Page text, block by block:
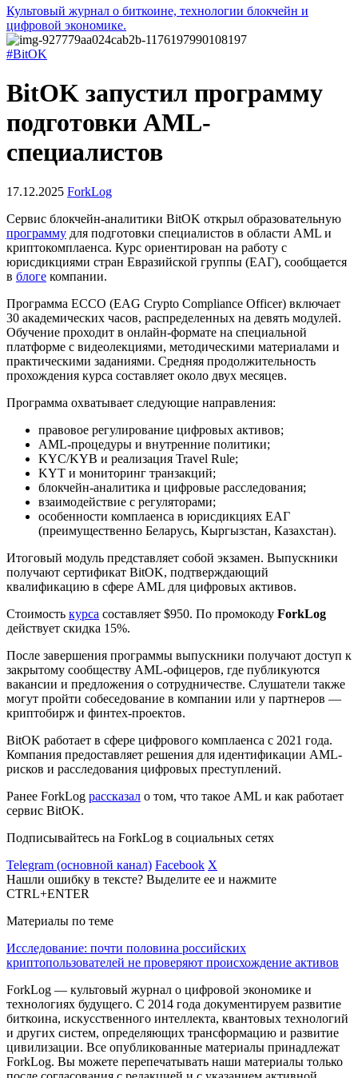
Культовый журнал о биткоине, технологии блокчейн и
цифровой экономике.
#BitOK
BitOK запустил программу
подготовки AML-
специалистов
17.12.2025 ForkLog
Сервис блокчейн-аналитики BitOK открыл образовательную
программу для подготовки специалистов в области AML и
криптокомплаенса. Курс ориентирован на работу с
юрисдикциями стран Евразийской группы (ЕАГ), сообщается
в блоге компании.
Программа ECCO (EAG Crypto Compliance Officer) включает
30 академических часов, распределенных на девять модулей.
Обучение проходит в онлайн-формате на специальной
платформе с видеолекциями, методическими материалами и
практическими заданиями. Средняя продолжительность
прохождения курса составляет около двух месяцев.
Программа охватывает следующие направления:
правовое регулирование цифровых активов;
AML-процедуры и внутренние политики;
KYC/KYB и реализация Travel Rule;
KYT и мониторинг транзакций;
блокчейн-аналитика и цифровые расследования;
взаимодействие с регуляторами;
особенности комплаенса в юрисдикциях ЕАГ
(преимущественно Беларусь, Кыргызстан, Казахстан).
Итоговый модуль представляет собой экзамен. Выпускники
получают сертификат BitOK, подтверждающий
квалификацию в сфере AML для цифровых активов.
Стоимость курса составляет $950. По промокоду ForkLog
действует скидка 15%.
После завершения программы выпускники получают доступ к
закрытому сообществу AML-офицеров, где публикуются
вакансии и предложения о сотрудничестве. Слушатели также
могут пройти собеседование в компании или у партнеров —
криптобирж и финтех-проектов.
BitOK работает в сфере цифрового комплаенса с 2021 года.
Компания предоставляет решения для идентификации AML-
рисков и расследования цифровых преступлений.
Ранее ForkLog рассказал о том, что такое AML и как работает
сервис BitOK.
Подписывайтесь на ForkLog в социальных сетях
Telegram (основной канал) Facebook X
Нашли ошибку в тексте? Выделите ее и нажмите
CTRL+ENTER
Материалы по теме
Исследование: почти половина российских
криптопользователей не проверяют происхождение активов
ForkLog — культовый журнал о цифровой экономике и
технологиях будущего. С 2014 года документируем развитие
биткоина, искусственного интеллекта, квантовых технологий
и других систем, определяющих трансформацию и развитие
цивилизации. Все опубликованные материалы принадлежат
ForkLog. Вы можете перепечатывать наши материалы только